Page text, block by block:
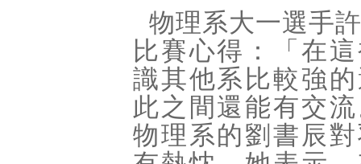
物理系大一選手
比賽心得：「在
識其他系比較強
此之間還能有交
物理系的劉書辰